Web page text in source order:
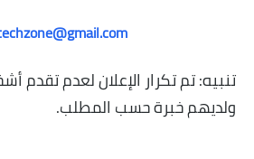
تنبيه: تم تكرار الإعلان لعدم تقدم
ولديهم خبرة حسب المطلب.